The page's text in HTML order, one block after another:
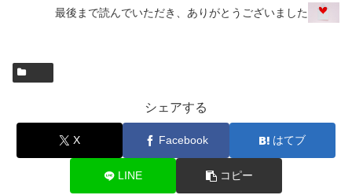
最後まで読んでいただき、ありがとうございました
シェアする
X Facebook はてブ
LINE コピー